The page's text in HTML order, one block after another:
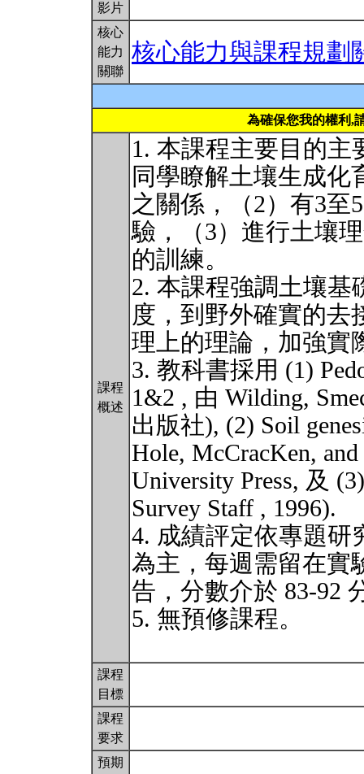
影片
核心
能力
關聯
核心能力與課程規劃
為確保您我的權利,
課程
概述
1. 本課程主要目的主
同學瞭解土壤生成化
之關係，（2）有3至
驗，（3）進行土壤
的訓練。
2. 本課程強調土壤基
度，到野外確實的去
理上的理論，加強實
3. 教科書採用 (1)
1&2 , 由 Wilding,
出版社), (2) Soil
Hole, McCracKen,
University Press, 及
Survey Staff , 1996).
4. 成績評定依專題研
為主，每週需留在實
告，分數介於 83-92
5. 無預修課程。
課程
目標
課程
要求
預期